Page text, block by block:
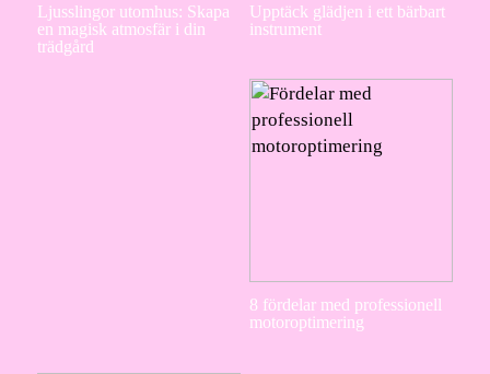
Ljusslingor utomhus: Skapa
en magisk atmosfär i din
trädgård
Upptäck glädjen i ett bärbart
instrument
8 fördelar med professionell
motoroptimering